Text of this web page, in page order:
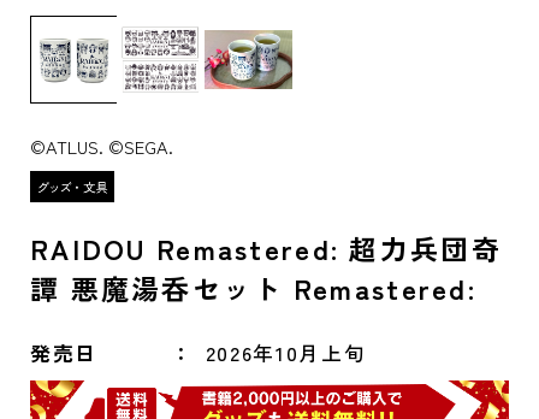
©ATLUS. ©SEGA.
RAIDOU Remastered: 超力兵団奇
譚 悪魔湯呑セット Remastered:
発売日 2026年10月上旬